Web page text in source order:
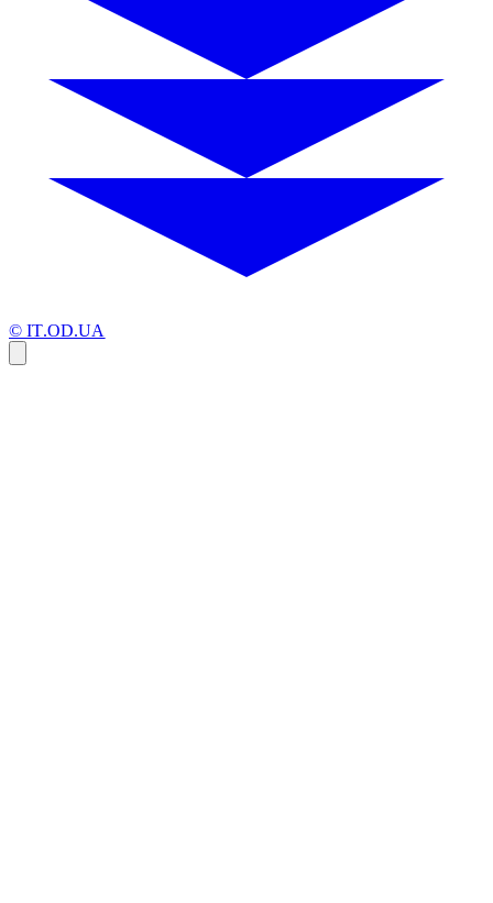
© IT.OD.UA